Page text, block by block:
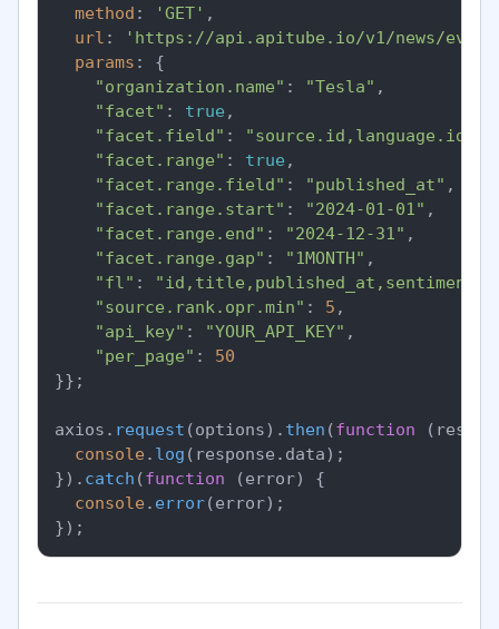
method : 'GET' ,
url :
'https://api.apitube.io/v1/news/
params : {
"organization.name" : "Tesla" ,
"facet" : true ,
"facet.field" :
"facet.range" : true ,
"facet.range.field" : "published_at" ,
"facet.range.start" : "2024-01-01" ,
"facet.range.end" : "2024-12-31" ,
"facet.range.gap" : "1MONTH" ,
"fl" :
"source.rank.opr.min" : 5 ,
"api_key" : "YOUR_API_KEY" ,
"per_page" : 50
}};
axios. request (options). then (function (
console . log (response. data);
}). catch (function (error) {
console . error(error);